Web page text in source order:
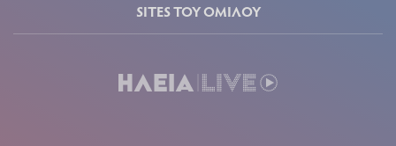
SITES ΤΟΥ ΟΜΙΛΟΥ